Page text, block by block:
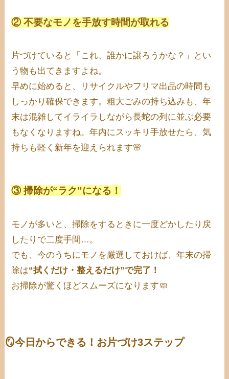
② 不要なモノを手放す時間が取れる
片づけていると「これ、誰かに譲ろうかな？」とい
う物も出てきますよね。
早めに始めると、リサイクルやフリマ出品の時間も
しっかり確保できます。粗大ごみの持ち込みも、年
末は混雑してイライラしながら長蛇の列に並ぶ必要
もなくなりますね。年内にスッキリ手放せたら、気
持ちも軽く新年を迎えられます🌸
③ 掃除が“ラク”になる！
モノが多いと、掃除をするときに一度どかしたり戻
したりで二度手間…。
でも、今のうちにモノを厳選しておけば、年末の掃
除は“拭くだけ・整えるだけ”で完了！
お掃除が驚くほどスムーズになります🧼
🪞今日からできる！お片づけ3ステップ